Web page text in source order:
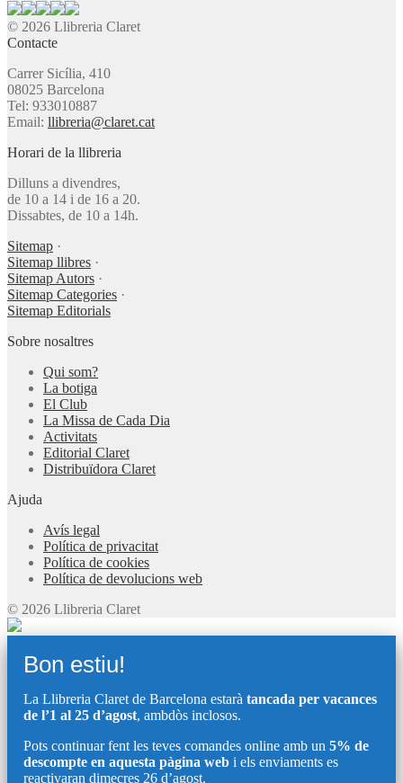
© 2026 Llibreria Claret
Contacte
Carrer Sicília, 410
08025 Barcelona
Tel: 933010887
Email: llibreria@claret.cat
Horari de la llibreria
Dilluns a divendres,
de 10 a 14 i de 16 a 20.
Dissabtes, de 10 a 14h.
Sitemap ·
Sitemap llibres ·
Sitemap Autors ·
Sitemap Categories ·
Sitemap Editorials
Sobre nosaltres
Qui som?
La botiga
El Club
La Missa de Cada Dia
Activitats
Editorial Claret
Distribuïdora Claret
Ajuda
Avís legal
Política de privacitat
Política de cookies
Política de devolucions web
© 2026 Llibreria Claret
Bon estiu!
La Llibreria Claret de Barcelona estarà tancada per vacances
de l’1 al 25 d’agost, ambdòs inclosos.
Pots continuar fent les teves comandes online amb un 5% de
descompte en aquesta pàgina web i els enviaments es
reactivaran dimecres 26 d’agost.